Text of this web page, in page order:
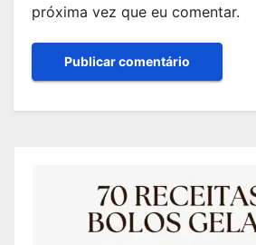
próxima vez que eu comentar.